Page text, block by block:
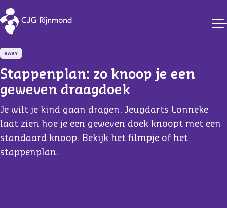
CJG Rijnmond
BABY
Stappenplan: zo knoop je een
geweven draagdoek
Je wilt je kind gaan dragen. Jeugdarts Lonneke
laat zien hoe je een geweven doek knoopt met een
standaard knoop. Bekijk het filmpje of het
stappenplan.